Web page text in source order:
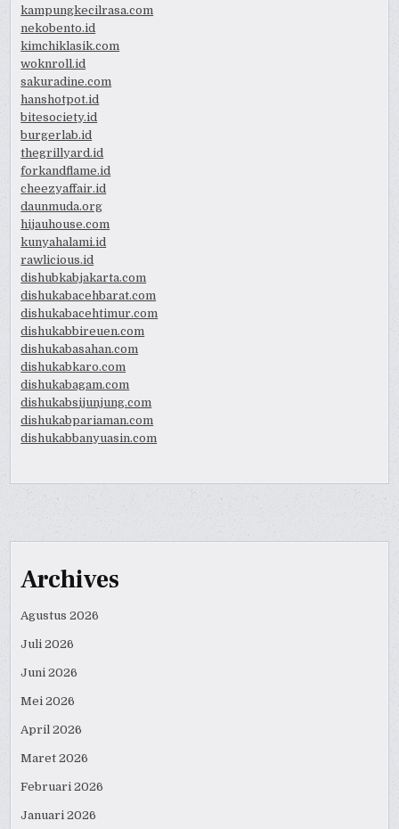
kampungkecilrasa.com
nekobento.id
kimchiklasik.com
woknroll.id
sakuradine.com
hanshotpot.id
bitesociety.id
burgerlab.id
thegrillyard.id
forkandflame.id
cheezyaffair.id
daunmuda.org
hijauhouse.com
kunyahalami.id
rawlicious.id
dishubkabjakarta.com
dishukabacehbarat.com
dishukabacehtimur.com
dishukabbireuen.com
dishukabasahan.com
dishukabkaro.com
dishukabagam.com
dishukabsijunjung.com
dishukabpariaman.com
dishukabbanyuasin.com
Archives
Agustus 2026
Juli 2026
Juni 2026
Mei 2026
April 2026
Maret 2026
Februari 2026
Januari 2026